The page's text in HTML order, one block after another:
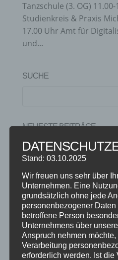
Tanzschule (3. OG)
Studienkreis & Praxis
17.00 Uhr Amt für
und...
SUCHE
NEUESTE BEITRÄGE
SCHNUPPERTAG 2026
Abschlussball 2026
WEIHNACHTSFERIEN
KATEGORIEN
Kategorien
SCHLAGWÖRTER
Stand: 03.10.2025
Wir freuen uns sehr über
Unternehmen. Eine
grundsätzlich ohne jede
personenbezogener
betroffene Person
Unternehmens über
Anspruch nehmen
Verarbeitung
erforderlich werden. Ist die